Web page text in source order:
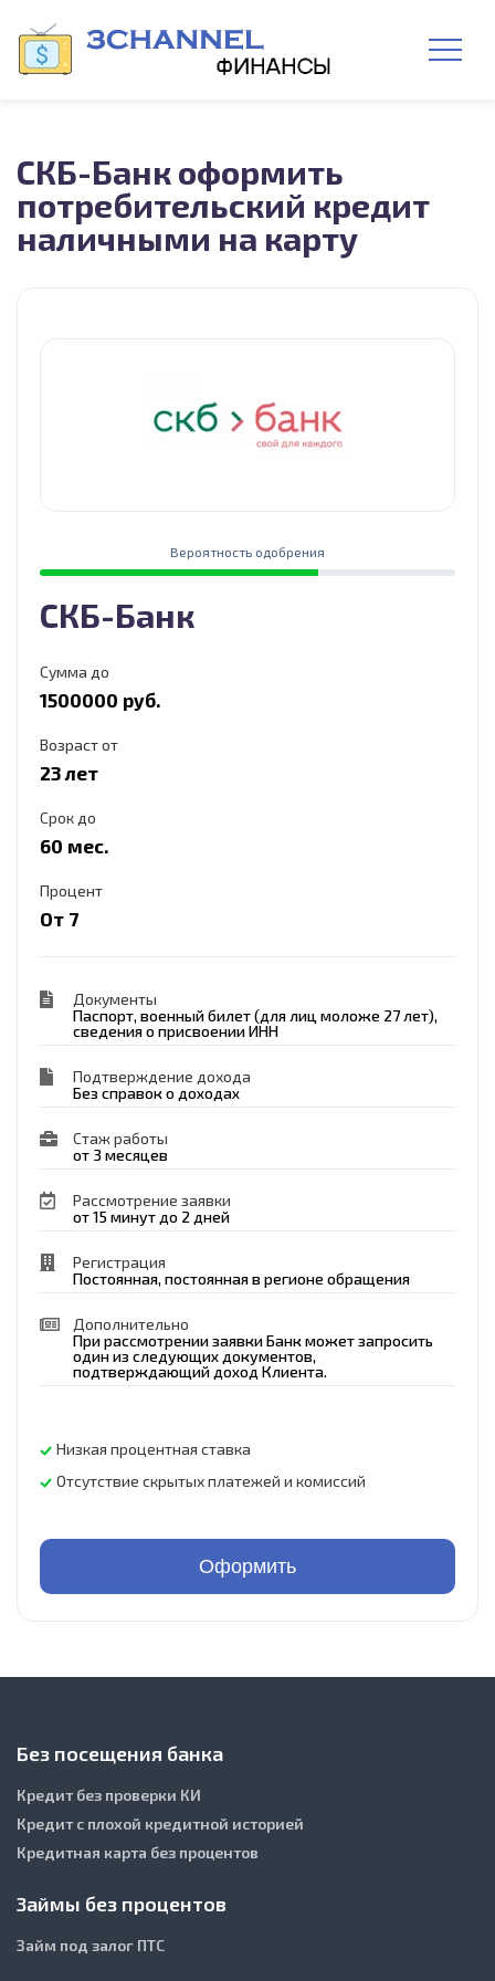
СКБ-Банк оформить
потребительский кредит
наличными на карту
Вероятность одобрения
СКБ-Банк
Сумма до
1500000 руб.
Возраст от
23 лет
Срок до
60 мес.
Процент
От 7
Документы
Паспорт, военный билет (для лиц моложе 27 лет),
сведения о присвоении ИНН
Подтверждение дохода
Без справок о доходах
Стаж работы
от 3 месяцев
Рассмотрение заявки
от 15 минут до 2 дней
Регистрация
Постоянная, постоянная в регионе обращения
Дополнительно
При рассмотрении заявки Банк может запросить
один из следующих документов,
подтверждающий доход Клиента.
Низкая процентная ставка
Отсутствие скрытых платежей и комиссий
Оформить
Без посещения банка
Кредит без проверки КИ
Кредит с плохой кредитной историей
Кредитная карта без процентов
Займы без процентов
Займ под залог ПТС